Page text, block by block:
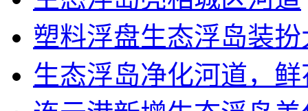
塑料浮盘生态浮岛装
生态浮岛净化河道，